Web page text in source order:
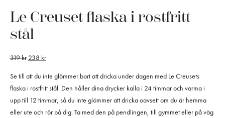
Le Creuset flaska i rostfritt
stål
319kr 238 kr
Se till att du inte glömmer bort att dricka under dagen med Le Creusets
flaska i rostfritt stål. Den håller dina drycker kalla i 24 timmar och varma i
upp till 12 timmar, så du inte glömmer att dricka oavsett om du är hemma
eller ute och rör på dig. Ta med den på pendlingen, till gymmet eller på väg